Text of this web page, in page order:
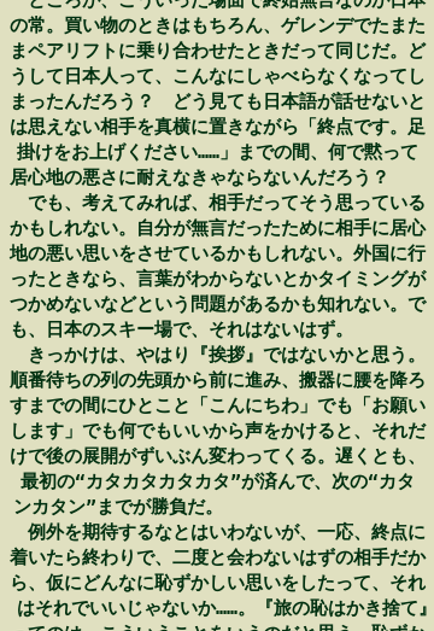
の常。買い物のときはもちろん、ゲレンデでたまた
まペアリフトに乗り合わせたときだって同じだ。ど
うして日本人って、こんなにしゃべらなくなってし
まったんだろう？　どう見ても日本語が話せないと
は思えない相手を真横に置きながら「終点です。足
掛けをお上げください……」までの間、何で黙って
居心地の悪さに耐えなきゃならないんだろう？
でも、考えてみれば、相手だってそう思っている
かもしれない。自分が無言だったために相手に居心
地の悪い思いをさせているかもしれない。外国に行
ったときなら、言葉がわからないとかタイミングが
つかめないなどという問題があるかも知れない。で
も、日本のスキー場で、それはないはず。
きっかけは、やはり『挨拶』ではないかと思う。
順番待ちの列の先頭から前に進み、搬器に腰を降ろ
すまでの間にひとこと「こんにちわ」でも「お願い
します」でも何でもいいから声をかけると、それだ
けで後の展開がずいぶん変わってくる。遅くとも、
最初の“カタカタカタカタ”が済んで、次の“カタ
ンカタン”までが勝負だ。
例外を期待するなとはいわないが、一応、終点に
着いたら終わりで、二度と会わないはずの相手だか
ら、仮にどんなに恥ずかしい思いをしたって、それ
はそれでいいじゃないか……。『旅の恥はかき捨て』